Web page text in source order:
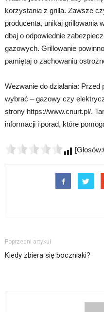
korzystania z grilla. Zawsze
producenta, unikaj grillowania
dbaj o odpowiednie
gazowych. Grillowanie
pamiętaj o zachowaniu
Wezwanie do działania:
wybrać – gazowy czy
strony https://www.cnurt.pl/.
informacji i porad, które
Poprzedni artykuł
Kiedy zbiera się boczniaki?